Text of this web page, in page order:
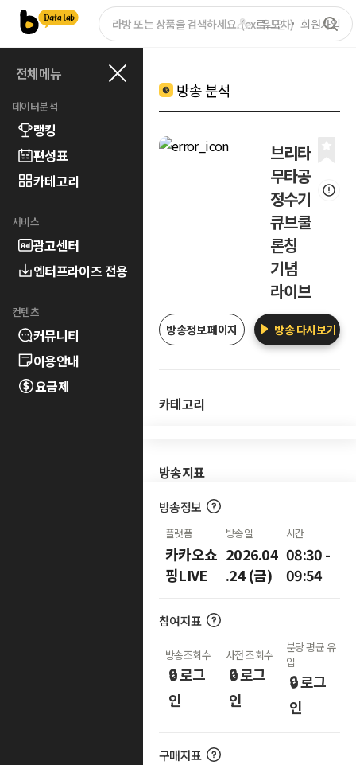
로그인 회원가입
전체메뉴
데이터분석
랭킹
편성표
카테고리
서비스
광고센터
엔터프라이즈 전용
컨텐츠
커뮤니티
이용안내
요금제
방송 분석
브리타
무타공
정수기
큐브쿨
론칭
기념
라이브
방송정보 페이지 방송 다시보기
카테고리
방송지표
방송정보
플랫폼
카카오쇼
핑LIVE
방송일
2026.04
.24 (금)
시간
08:30 -
09:54
참여지표
방송조회수
🔒 로그
인
사전 조회수
🔒 로그
인
분당 평균 유
입
🔒 로그
인
구매지표